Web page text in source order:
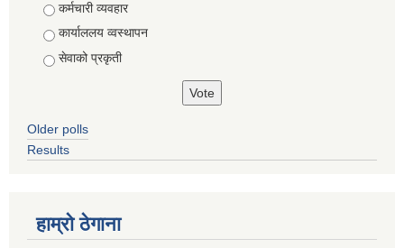
Choices
कर्मचारी व्यवहार
कार्याललय व्वस्थापन
सेवाको प्रकृती
Older polls
Results
हाम्राे ठेगाना